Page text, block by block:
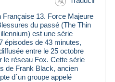
13. Force Majeure
du passé (The Thin
est une série
épisodes de 43 minutes,
entre le 25 octobre
le réseau Fox. Cette série
de Frank Black, ancien
d´un groupe appelé